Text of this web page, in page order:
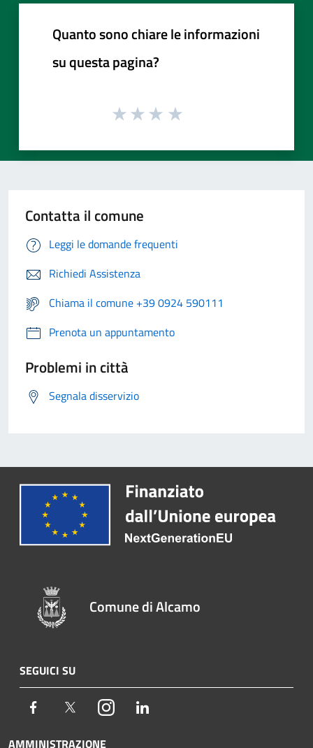
Quanto sono chiare le informazioni
su questa pagina?
Contatta il comune
Leggi le domande frequenti
Richiedi Assistenza
Chiama il comune +39 0924 590111
Prenota un appuntamento
Problemi in città
Segnala disservizio
Comune di Alcamo
SEGUICI SU
Facebook TwitterInstagram
AMMINISTRAZIONE